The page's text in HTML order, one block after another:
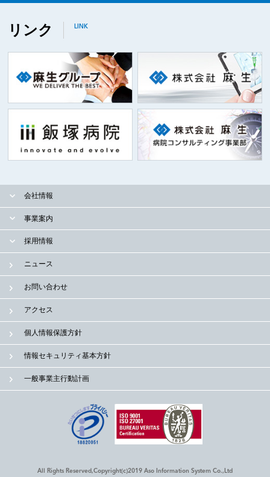
リンク LINK
会社情報
事業案内
採用情報
ニュース
お問い合わせ
アクセス
個人情報保護方針
情報セキュリティ基本方針
一般事業主行動計画
All Rights Reserved,Copyright(c)2019 Aso Information System Co.,Ltd